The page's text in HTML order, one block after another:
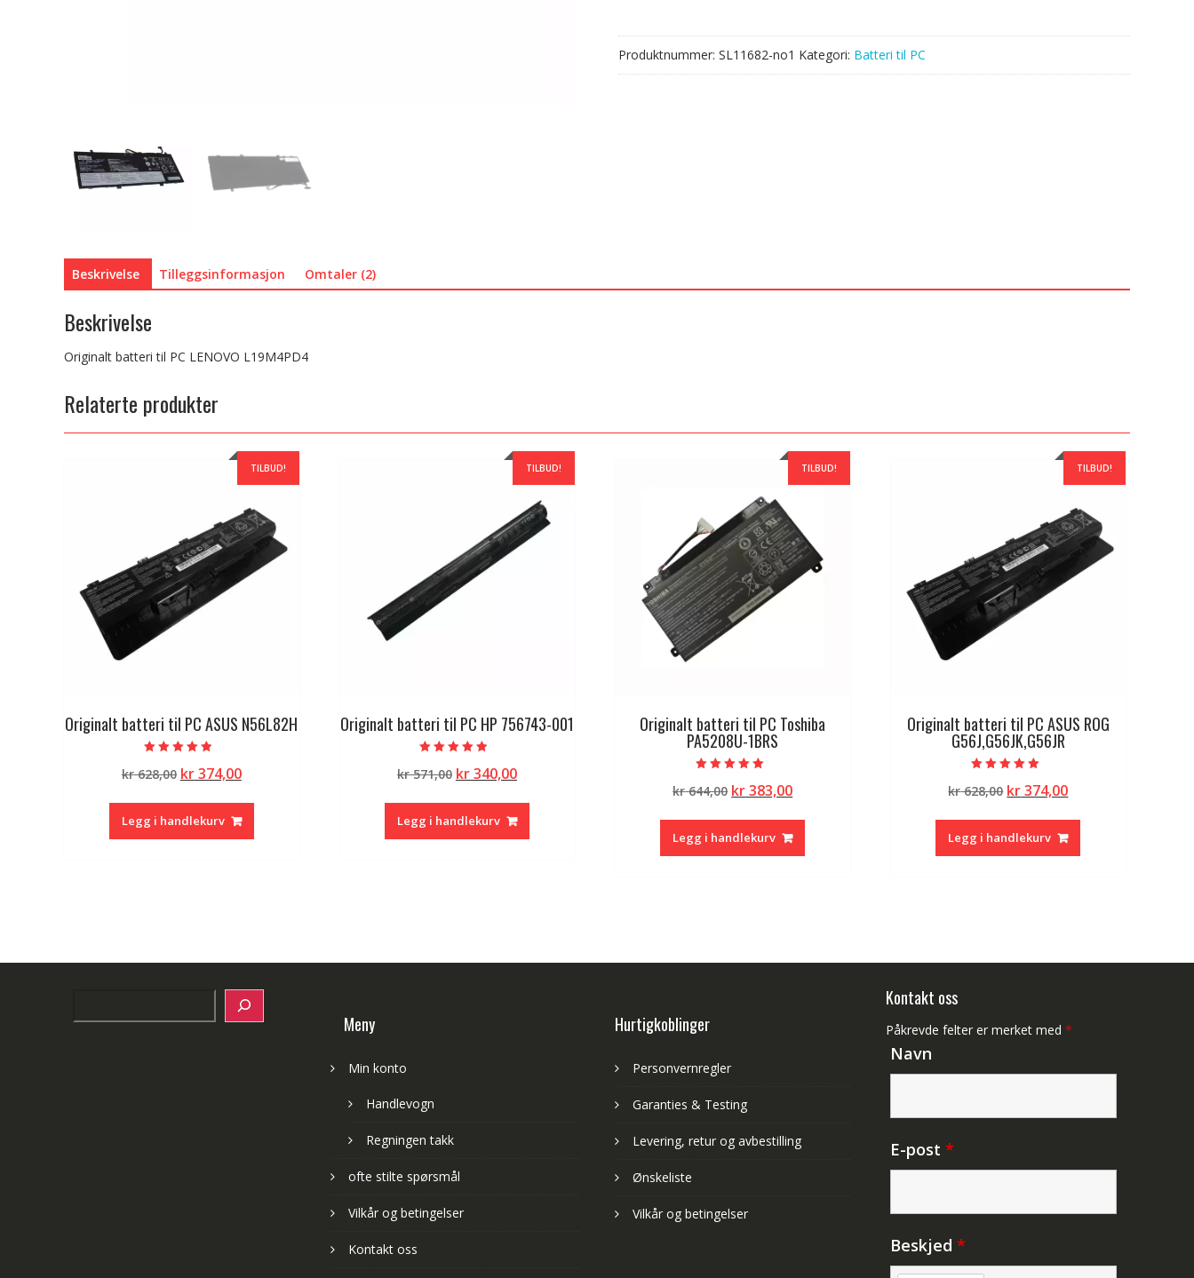
Produktnummer: SL11682-no1 Kategori: Batteri til PC
Beskrivelse Tilleggsinformasjon Omtaler (2)
Beskrivelse
Originalt batteri til PC LENOVO L19M4PD4
Relaterte produkter
TILBUD!
Originalt batteri til PC ASUS N56L82H
4.50
av 5
kr628,00 Opprinnelig
var:
kr 628,00.
kr374,00Nåværende
kr 374,00.
Legg i handlekurv
TILBUD!
Originalt batteri til PC HP 756743-001
4.50
av 5
kr571,00 Opprinnelig
var:
kr 571,00.
kr340,00Nåværende
kr 340,00.
Legg i handlekurv
TILBUD!
Originalt batteri til PC Toshiba
PA5208U-1BRS
5.00
av 5
kr644,00 Opprinnelig
var:
kr 644,00.
kr383,00Nåværende
kr 383,00.
Legg i handlekurv
TILBUD!
Originalt batteri til PC ASUS ROG
G56J,G56JK,G56JR
5.00
av 5
kr628,00 Opprinnelig
var:
kr 628,00.
kr374,00Nåværende
kr 374,00.
Legg i handlekurv
Meny
Min konto
Handlevogn
Regningen takk
ofte stilte spørsmål
Vilkår og betingelser
Kontakt oss
Hurtigkoblinger
Personvernregler
Garanties & Testing
Levering, retur og avbestilling
Ønskeliste
Vilkår og betingelser
Kontakt oss
Påkrevde felter er merket med *
Navn
E-post *
Beskjed *